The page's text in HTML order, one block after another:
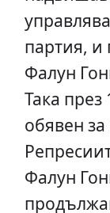
партия, и
Фалун
Така през
обявен
Фалун